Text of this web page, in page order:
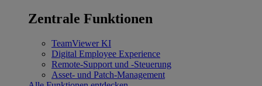
Zentrale Funktionen
TeamViewer KI
Digital Employee Experience
Remote-Support und -Steuerung
Asset- und Patch-Management